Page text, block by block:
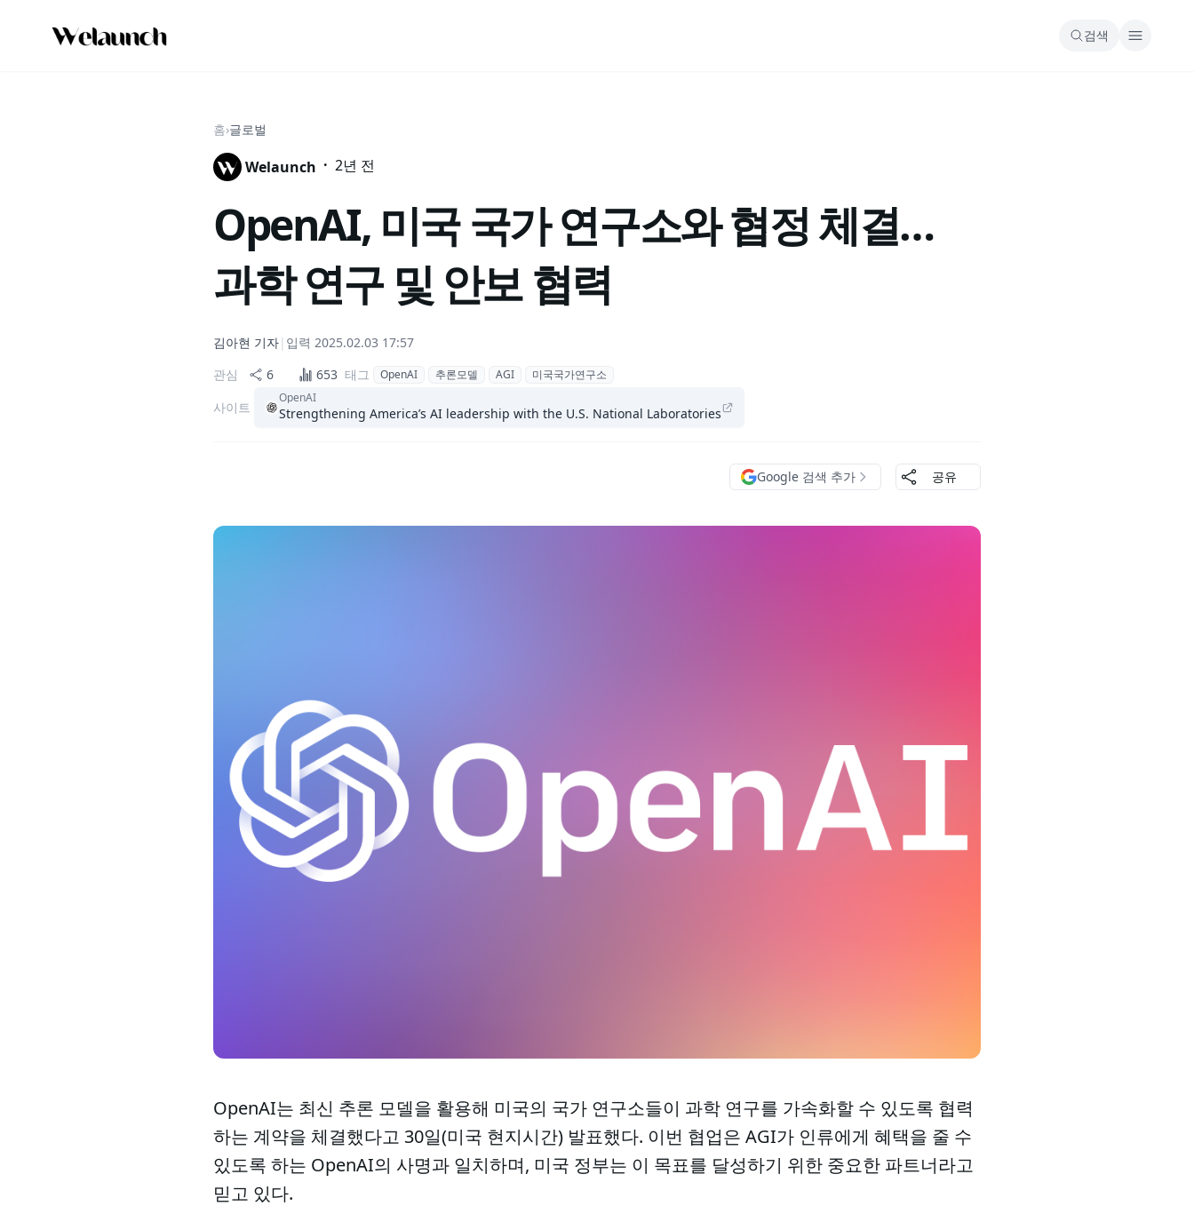
검색
홈›글로벌
Welaunch · 2년 전
OpenAI, 미국 국가 연구소와 협정 체결…
과학 연구 및 안보 협력
김아현 기자| 입력 2025.02.03 17:57
관심
6 653 태그 OpenAI 추론모델 AGI 미국국가연구소
사이트
OpenAI
Strengthening America’s AI leadership with the U.S. National Laboratories
Google 검색 추가 공유
OpenAI는 최신 추론 모델을 활용해 미국의 국가 연구소들이 과학 연구를 가속화할 수 있도록 협력
하는 계약을 체결했다고 30일(미국 현지시간) 발표했다. 이번 협업은 AGI가 인류에게 혜택을 줄 수
있도록 하는 OpenAI의 사명과 일치하며, 미국 정부는 이 목표를 달성하기 위한 중요한 파트너라고
믿고 있다.